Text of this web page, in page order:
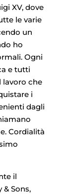
XV, dove
le varie
un
ho
Ogni
e tutti
lavoro che
i
dagli
Cordialità
il
Sons,